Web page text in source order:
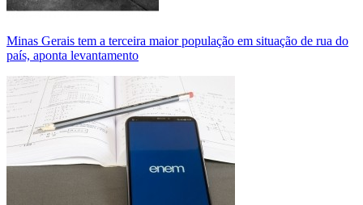
Minas Gerais tem a terceira maior população em situação de rua do
país, aponta levantamento